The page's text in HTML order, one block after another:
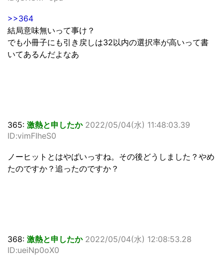
>>364
結局意味無いって事け？
でも小冊子にも引き戻しは32以内の選択率が高いって書
いてあるんだよなあ
365: 激熱と申したか 2022/05/04(水) 11:48:03.39
ID:vimFIheS0
ノーヒットとはやばいっすね。その後どうしました？やめ
たのですか？追ったのですか？
368: 激熱と申したか 2022/05/04(水) 12:08:53.28
ID:ueiNp0oX0